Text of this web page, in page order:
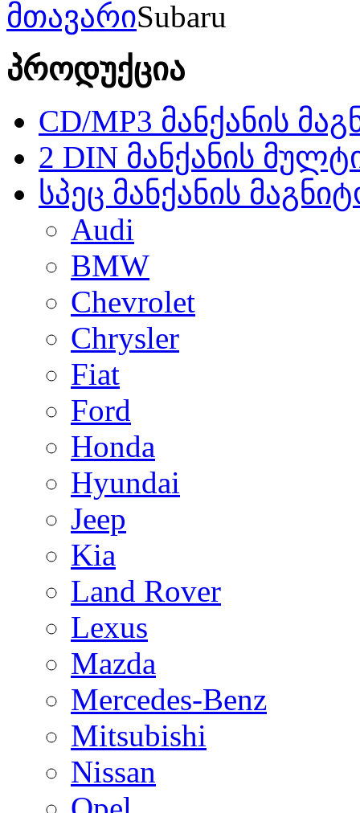
მთავარიSubaru
პროდუქცია
CD/MP3 მანქანის
2 DIN მანქანის
სპეც მანქანის
Audi
BMW
Chevrolet
Chrysler
Fiat
Ford
Honda
Hyundai
Jeep
Kia
Land Rover
Lexus
Mazda
Mercedes-Benz
Mitsubishi
Nissan